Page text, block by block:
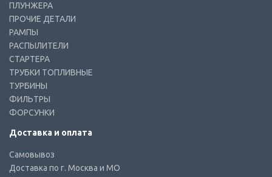
ПЛУНЖЕРА
ПРОЧИЕ ДЕТАЛИ
РАМПЫ
РАСПЫЛИТЕЛИ
СТАРТЕРА
ТРУБКИ ТОПЛИВНЫЕ
ТУРБИНЫ
ФИЛЬТРЫ
ФОРСУНКИ
Доставка и оплата
Самовывоз
Доставка по г. Москва и МО